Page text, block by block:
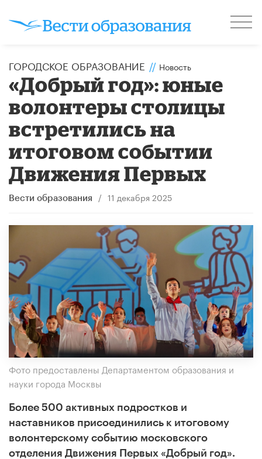
ГОРОДСКОЕ ОБРАЗОВАНИЕ // Новость
«Добрый год»: юные
волонтеры столицы
встретились на
итоговом событии
Движения Первых
Вести образования / 11 декабря 2025
Фото предоставлены Департаментом образования и
науки города Москвы
Более 500 активных подростков и
наставников присоединились к итоговому
волонтерскому событию московского
отделения Движения Первых «Добрый год».